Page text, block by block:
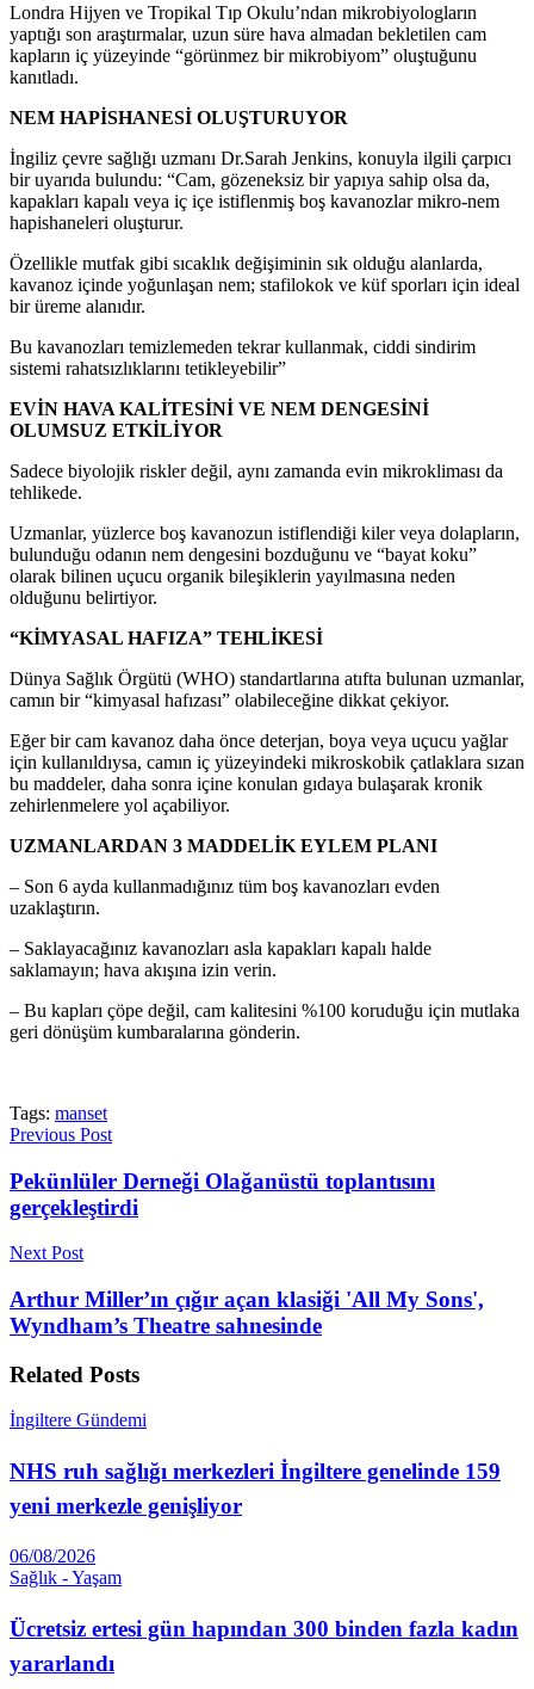
Londra Hijyen ve Tropikal Tıp Okulu’ndan mikrobiyologların
yaptığı son araştırmalar, uzun süre hava almadan bekletilen cam
kapların iç yüzeyinde “görünmez bir mikrobiyom” oluştuğunu
kanıtladı.
NEM HAPİSHANESİ OLUŞTURUYOR
İngiliz çevre sağlığı uzmanı Dr.Sarah Jenkins, konuyla ilgili çarpıcı
bir uyarıda bulundu: “Cam, gözeneksiz bir yapıya sahip olsa da,
kapakları kapalı veya iç içe istiflenmiş boş kavanozlar mikro-nem
hapishaneleri oluşturur.
Özellikle mutfak gibi sıcaklık değişiminin sık olduğu alanlarda,
kavanoz içinde yoğunlaşan nem; stafilokok ve küf sporları için ideal
bir üreme alanıdır.
Bu kavanozları temizlemeden tekrar kullanmak, ciddi sindirim
sistemi rahatsızlıklarını tetikleyebilir”
EVİN HAVA KALİTESİNİ VE NEM DENGESİNİ
OLUMSUZ ETKİLİYOR
Sadece biyolojik riskler değil, aynı zamanda evin mikrokliması da
tehlikede.
Uzmanlar, yüzlerce boş kavanozun istiflendiği kiler veya dolapların,
bulunduğu odanın nem dengesini bozduğunu ve “bayat koku”
olarak bilinen uçucu organik bileşiklerin yayılmasına neden
olduğunu belirtiyor.
“KİMYASAL HAFIZA” TEHLİKESİ
Dünya Sağlık Örgütü (WHO) standartlarına atıfta bulunan uzmanlar,
camın bir “kimyasal hafızası” olabileceğine dikkat çekiyor.
Eğer bir cam kavanoz daha önce deterjan, boya veya uçucu yağlar
için kullanıldıysa, camın iç yüzeyindeki mikroskobik çatlaklara sızan
bu maddeler, daha sonra içine konulan gıdaya bulaşarak kronik
zehirlenmelere yol açabiliyor.
UZMANLARDAN 3 MADDELİK EYLEM PLANI
– Son 6 ayda kullanmadığınız tüm boş kavanozları evden
uzaklaştırın.
– Saklayacağınız kavanozları asla kapakları kapalı halde
saklamayın; hava akışına izin verin.
– Bu kapları çöpe değil, cam kalitesini %100 koruduğu için mutlaka
geri dönüşüm kumbaralarına gönderin.
Tags: manset
Previous Post
Pekünlüler Derneği Olağanüstü toplantısını
gerçekleştirdi
Next Post
Arthur Miller’ın çığır açan klasiği 'All My Sons',
Wyndham’s Theatre sahnesinde
Related Posts
İngiltere Gündemi
NHS ruh sağlığı merkezleri İngiltere genelinde 159
yeni merkezle genişliyor
06/08/2026
Sağlık - Yaşam
Ücretsiz ertesi gün hapından 300 binden fazla kadın
yararlandı